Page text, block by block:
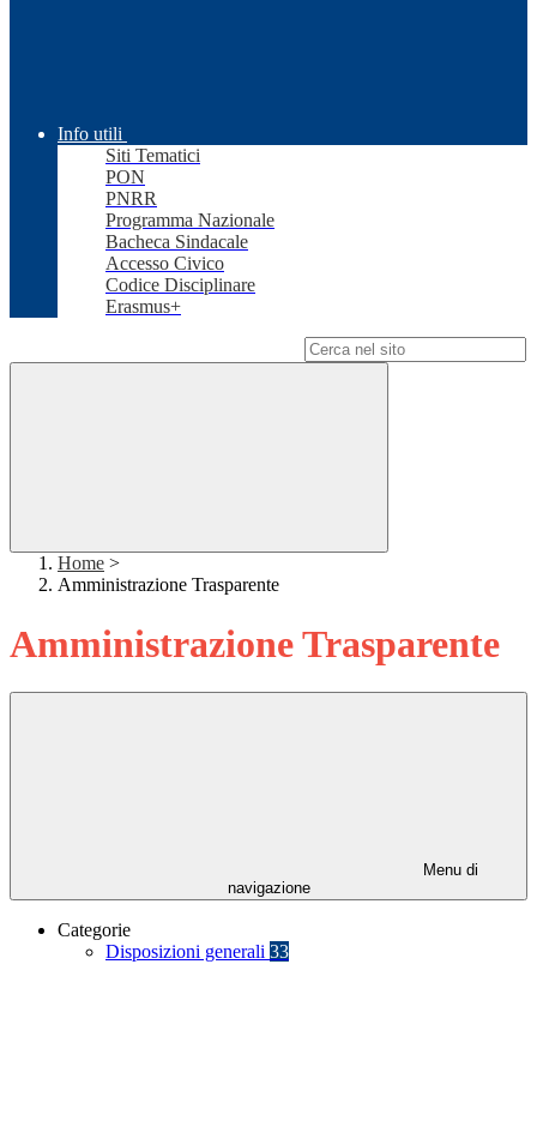
Info utili
Siti Tematici
PON
PNRR
Programma Nazionale
Bacheca Sindacale
Accesso Civico
Codice Disciplinare
Erasmus+
Home >
Amministrazione Trasparente
Amministrazione Trasparente
Menu di
navigazione
Categorie
Disposizioni generali 33